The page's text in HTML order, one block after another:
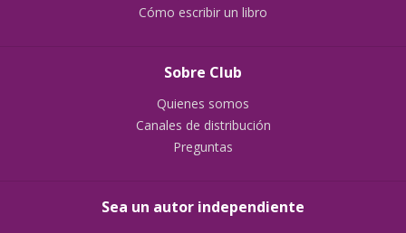
Cómo escribir un libro
Sobre Club
Quienes somos
Canales de distribución
Preguntas
Sea un autor independiente